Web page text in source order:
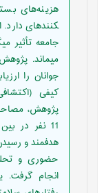
کننده­ای
جامعه تأثیر
می­ماند.
جوانان را
کیفی
پژوهش،
هدفمند و
حضوری و
انجام گرفت.